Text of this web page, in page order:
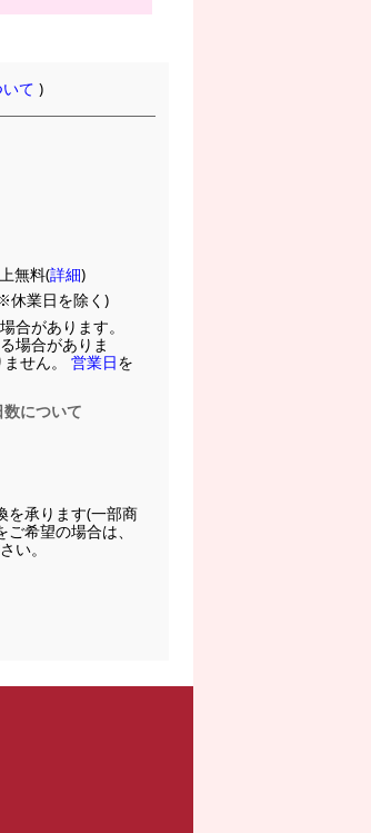
て )
無料(詳細)
休業日を除く)
合があります。
場合がありま
せん。 営業日を
数について
を承ります(一部商
希望の場合は、
い。